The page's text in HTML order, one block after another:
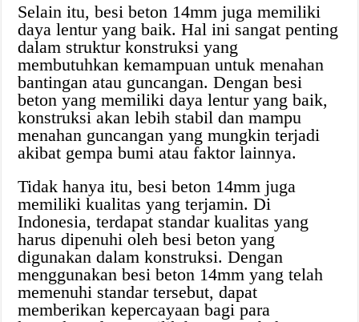
Selain itu, besi beton 14mm juga memiliki
daya lentur yang baik. Hal ini sangat penting
dalam struktur konstruksi yang
membutuhkan kemampuan untuk menahan
bantingan atau guncangan. Dengan besi
beton yang memiliki daya lentur yang baik,
konstruksi akan lebih stabil dan mampu
menahan guncangan yang mungkin terjadi
akibat gempa bumi atau faktor lainnya.
Tidak hanya itu, besi beton 14mm juga
memiliki kualitas yang terjamin. Di
Indonesia, terdapat standar kualitas yang
harus dipenuhi oleh besi beton yang
digunakan dalam konstruksi. Dengan
menggunakan besi beton 14mm yang telah
memenuhi standar tersebut, dapat
memberikan kepercayaan bagi para